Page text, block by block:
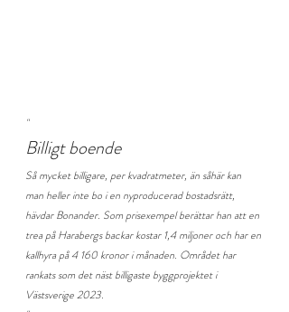
"
Billigt boende
Så mycket billigare, per kvadratmeter, än såhär kan
man heller inte bo i en nyproducerad bostadsrätt,
hävdar Bonander. Som prisexempel berättar han att en
trea på Harabergs backar kostar 1,4 miljoner och har en
kallhyra på 4 160 kronor i månaden. Området har
rankats som det näst billigaste byggprojektet i
Västsverige 2023.